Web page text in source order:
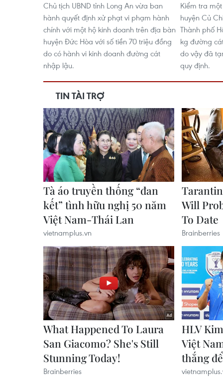
Chủ tịch UBND tỉnh Long An vừa ban
hành quyết định xử phạt vi phạm hành
chính với một hộ kinh doanh trên địa bàn
huyện Đức Hòa với số tiền 70 triệu đồng
do có hành vi kinh doanh đường cát
nhập lậu.
Kiểm tra
huyện Củ
Thành phố
kg đường
do vậy đã
quy định.